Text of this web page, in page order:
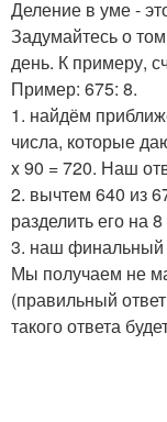
Деление в уме -
Задумайтесь о
день. К примеру,
Пример: 675: 8.
1. найдём
числа, которые
x 90 = 720. Наш
2. вычтем 640 из
разделить его на
3. наш финальный
Мы получаем не
(правильный
такого ответа